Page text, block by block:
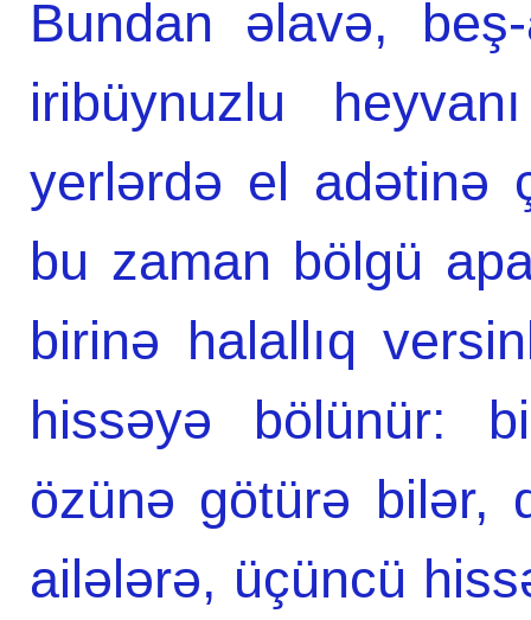
Bundаn əlаvə,
iribüynuzlu
yerlərdə el adətinə
bu zaman bölgü
birinə halallıq
hissəyə bölünür:
özünə götürə bilər,
ailələrə, üçüncü